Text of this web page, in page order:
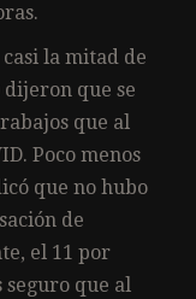
casi la mitad de
dijeron que se
que al
Poco menos
que no hubo
de
el 11 por
seguro que al